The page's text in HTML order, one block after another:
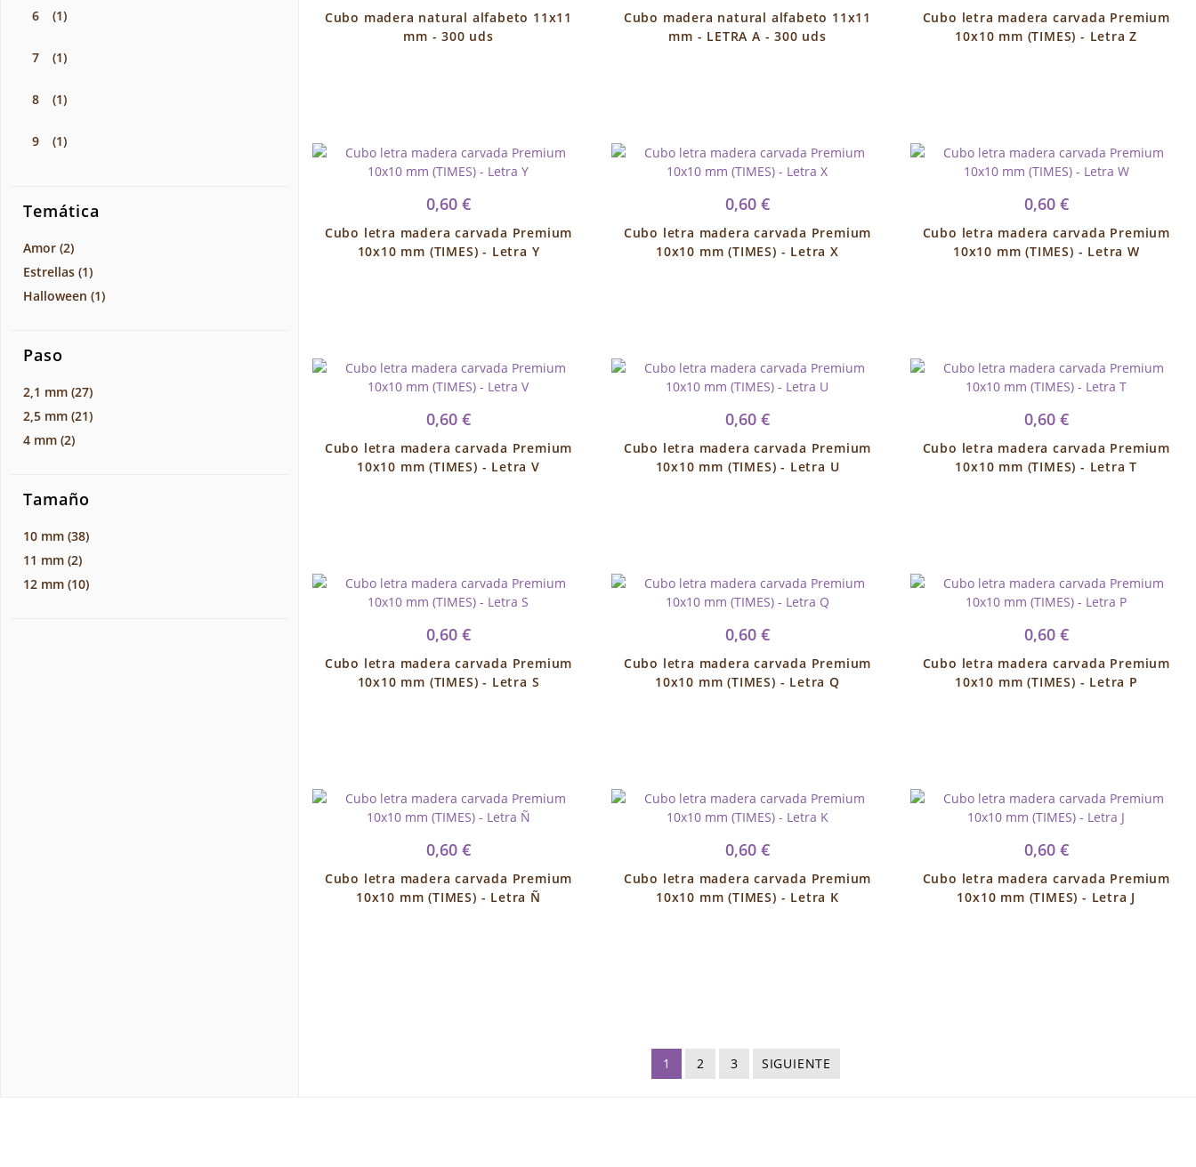
Cubo madera natural alfabeto 11x11
mm - 300 uds
Cubo madera natural alfabeto 11x11
mm - LETRA A - 300 uds
Cubo letra madera carvada Premium
10x10 mm (TIMES) - Letra Z
0,60 €
Cubo letra madera carvada Premium
10x10 mm (TIMES) - Letra Y
0,60 €
Cubo letra madera carvada Premium
10x10 mm (TIMES) - Letra X
0,60 €
Cubo letra madera carvada Premium
10x10 mm (TIMES) - Letra W
0,60 €
Cubo letra madera carvada Premium
10x10 mm (TIMES) - Letra V
0,60 €
Cubo letra madera carvada Premium
10x10 mm (TIMES) - Letra U
0,60 €
Cubo letra madera carvada Premium
10x10 mm (TIMES) - Letra T
0,60 €
Cubo letra madera carvada Premium
10x10 mm (TIMES) - Letra S
0,60 €
Cubo letra madera carvada Premium
10x10 mm (TIMES) - Letra Q
0,60 €
Cubo letra madera carvada Premium
10x10 mm (TIMES) - Letra P
0,60 €
Cubo letra madera carvada Premium
10x10 mm (TIMES) - Letra Ñ
0,60 €
Cubo letra madera carvada Premium
10x10 mm (TIMES) - Letra K
0,60 €
Cubo letra madera carvada Premium
10x10 mm (TIMES) - Letra J
1 2 3 SIGUIENTE
6 (1)
7 (1)
8 (1)
9 (1)
Temática
Amor (2)
Estrellas (1)
Halloween (1)
Paso
2,1 mm (27)
2,5 mm (21)
4 mm (2)
Tamaño
10 mm (38)
11 mm (2)
12 mm (10)